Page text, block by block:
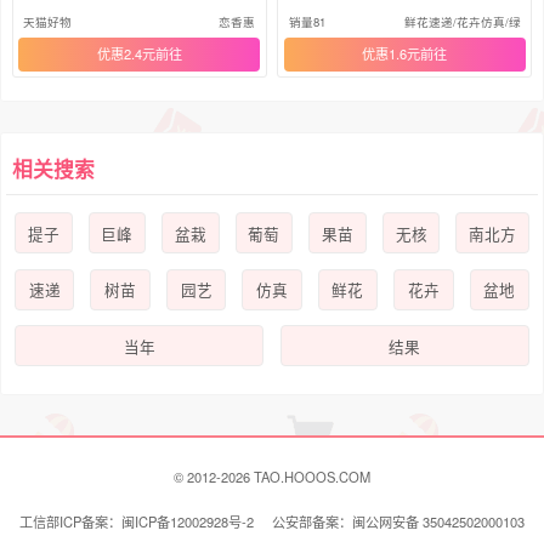
盆栽
天猫好物 恋香惠
优惠2.4元
结果
销量81 鲜花速递/花卉仿真/绿植
优惠1.6元
相关搜索
提子 巨峰 盆栽 葡萄 果苗 无核 南北方
速递 树苗 园艺 仿真 鲜花 花卉 盆地
当年 结果
© 2012-2026 TAO.HOOOS.COM
工信部ICP备案：闽ICP备12002928号-2 公安部备案：闽公网安备 35042502000103